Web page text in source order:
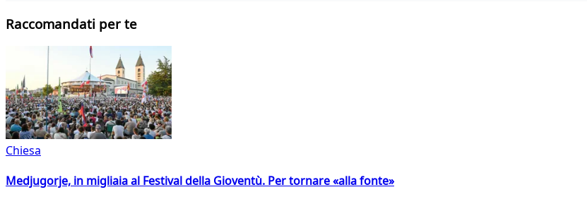
Raccomandati per te
Chiesa
Medjugorje, in migliaia al Festival della Gioventù. Per tornare «alla fonte»